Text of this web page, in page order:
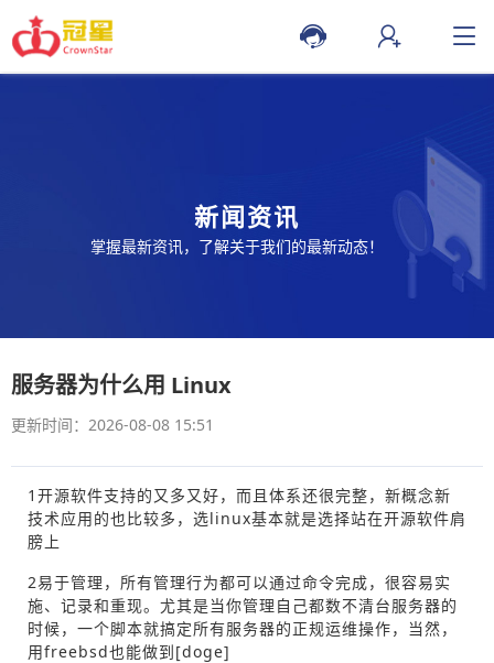
新闻资讯
掌握最新资讯，了解关于我们的最新动态！
服务器为什么用 Linux
更新时间：2026-08-08 15:51
1开源软件支持的又多又好，而且体系还很完整，新概念新
技术应用的也比较多，选linux基本就是选择站在开源软件肩
膀上
2易于管理，所有管理行为都可以通过命令完成，很容易实
施、记录和重现。尤其是当你管理自己都数不清台服务器的
时候，一个脚本就搞定所有服务器的正规运维操作，当然，
用freebsd也能做到[doge]